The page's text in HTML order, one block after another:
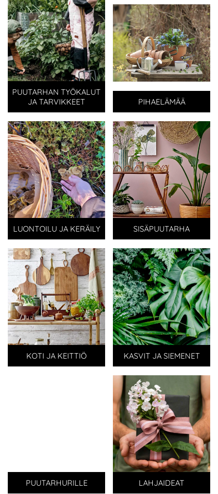
PUUTARHAN TYÖKALUT
JA TARVIKKEET
PIHAELÄMÄÄ
LUONTOILU JA KERÄILY SISÄPUUTARHA
KOTI JA KEITTIÖ KASVIT JA SIEMENET
PUUTARHURILLE LAHJAIDEAT